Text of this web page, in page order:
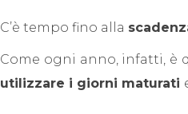
C’è tempo fino alla
Come ogni anno, infatti, è
utilizzare i giorni maturati